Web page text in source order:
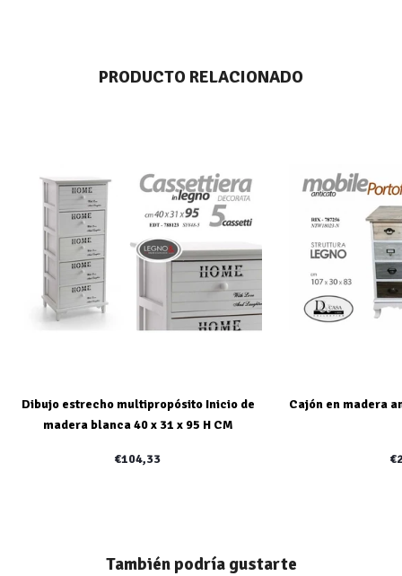
PRODUCTO RELACIONADO
Dibujo estrecho multipropósito Inicio de
madera blanca 40 x 31 x 95 H CM
€104,33
Cajón en madera
También podría gustarte